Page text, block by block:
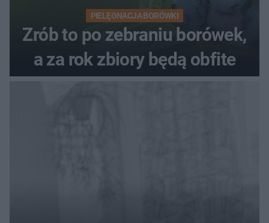
PIELĘGNACJA BORÓWKI
Zrób to po zebraniu borówek,
a za rok zbiory będą obfite